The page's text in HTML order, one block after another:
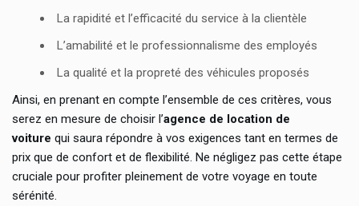
La rapidité et l’efficacité du service à la clientèle
L’amabilité et le professionnalisme des employés
La qualité et la propreté des véhicules proposés
Ainsi, en prenant en compte l’ensemble de ces critères, vous
serez en mesure de choisir l’agence de location de
voiture qui saura répondre à vos exigences tant en termes de
prix que de confort et de flexibilité. Ne négligez pas cette étape
cruciale pour profiter pleinement de votre voyage en toute
sérénité.